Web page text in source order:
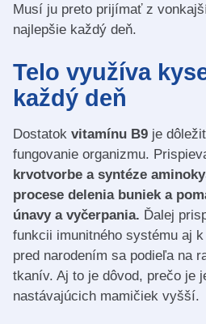
Musí ju preto prijímať z
najlepšie každý deň.
Telo využíva
každý deň
Dostatok vitamínu B9 je
fungovanie organizmu.
krvotvorbe a syntéze
procese delenia buniek a
únavy a vyčerpania. Ďalej
funkcii imunitného systému aj
pred narodením sa podieľa na
tkanív. Aj to je dôvod, prečo je
nastávajúcich mamičiek vyšší.